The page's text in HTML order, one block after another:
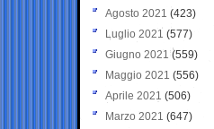
Agosto 2021 (423)
Luglio 2021 (577)
Giugno 2021(559)
Maggio 2021 (556)
Aprile 2021 (506)
Marzo 2021 (647)